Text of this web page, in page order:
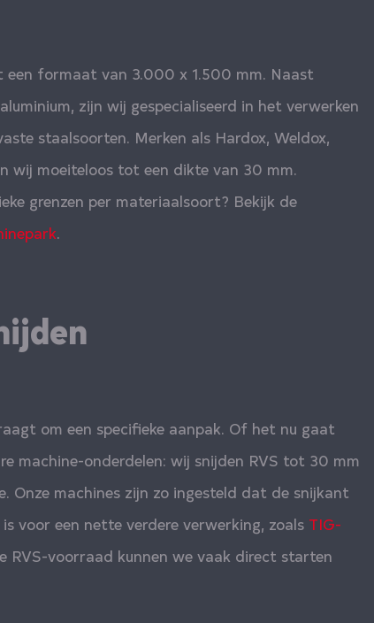
een formaat van 3.000 x 1.500 mm. Naast
zijn wij gespecialiseerd in het verwerken
staalsoorten. Merken als Hardox, Weldox,
wij moeiteloos tot een dikte van 30 mm.
grenzen per materiaalsoort? Bekijk de
.
om een specifieke aanpak. Of het nu gaat
machine-onderdelen: wij snijden RVS tot 30 mm
Onze machines zijn zo ingesteld dat de snijkant
voor een nette verdere verwerking, zoals TIG-
RVS-voorraad kunnen we vaak direct starten